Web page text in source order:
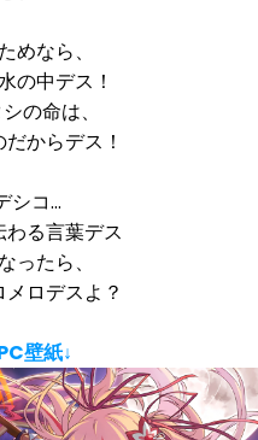
めなら、
の中デス！
の命は、
からデス！
シコ…
る言葉デス
ったら、
ロデスよ？
壁紙↓